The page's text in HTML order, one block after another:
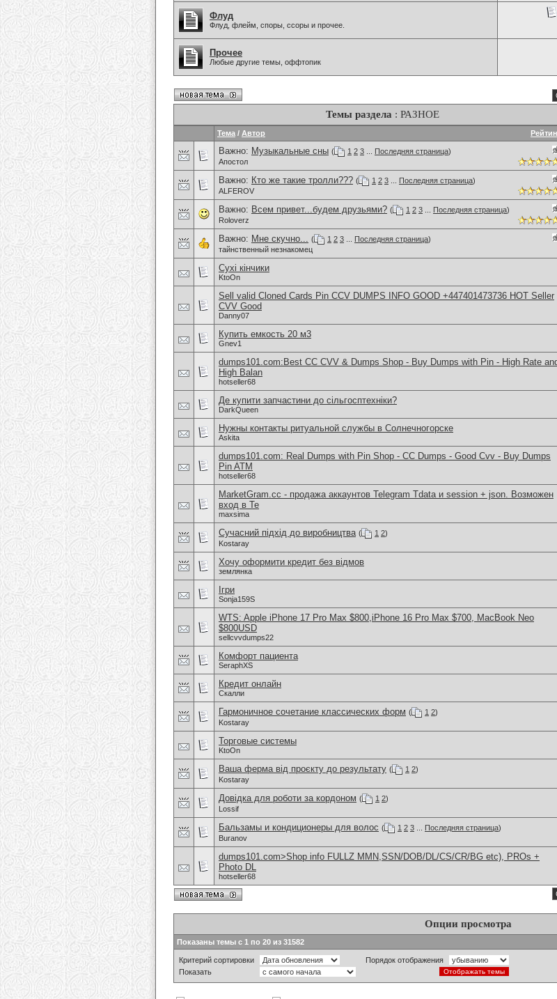
Флуд
Флуд, флейм, споры, ссоры и прочее.
Прочее
Любые другие темы, оффтопик
Темы раздела : РАЗНОЕ
Тема / Автор
Важно: Музыкальные сны ( 1 2 3 Последняя страница)
Апостол
Важно: Кто же такие тролли??? ( 1 2 3 Последняя страница)
ALFEROV
Важно: Всем привет...будем друзьями? ( 1 2 3 Последняя страница)
Roloverz
Важно: Мне скучно... ( 1 2 3 Последняя страница)
тайнственный незнакомец
Сухі кінчики
KtoOn
Sell valid Cloned Cards Pin CCV DUMPS INFO GOOD +447401473736 HOT Seller
CVV Good
Danny07
Купить емкость 20 м3
Gnev1
dumps101.com:Best CC CVV & Dumps Shop - Buy Dumps with Pin - High Rate
High Balan
hotseller68
Де купити запчастини до сільгосптехніки?
DarkQueen
Нужны контакты ритуальной службы в Солнечногорске
Askita
dumps101.com: Real Dumps with Pin Shop - CC Dumps - Good Cvv - Buy Dumps
Pin ATM
hotseller68
MarketGram.cc - продажа аккаунтов Telegram Tdata и session + json. Возможен
вход в Te
maxsima
Сучасний підхід до виробництва ( 1 2)
Kostaray
Хочу оформити кредит без відмов
землянка
Ігри
Sonja159S
WTS: Apple iPhone 17 Pro Max $800,iPhone 16 Pro Max $700, MacBook Neo
$800USD
sellcvvdumps22
Комфорт пациента
SeraphXS
Кредит онлайн
Скалли
Гармоничное сочетание классических форм ( 1 2)
Kostaray
Торговые системы
KtoOn
Ваша ферма від проєкту до результату ( 1 2)
Kostaray
Довідка для роботи за кордоном ( 1 2)
Lossif
Бальзамы и кондиционеры для волос ( 1 2 3 Последняя страница)
Buranov
dumps101.com>Shop info FULLZ MMN,SSN/DOB/DL/CS/CR/BG etc), PROs +
Photo DL
hotseller68
Опции просмотра
Показаны темы с 1 по 20 из 31582
Критерий сортировки
Порядок отображения
Показать